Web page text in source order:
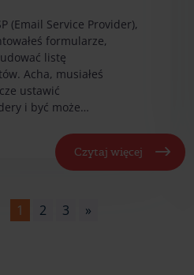
(Email Service Provider),
formularze,
listę
Acha, musiałeś
ustawić
i być może…
Czytaj więcej
1 2 3 »